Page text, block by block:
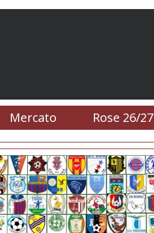
Mercato Rose 26/27